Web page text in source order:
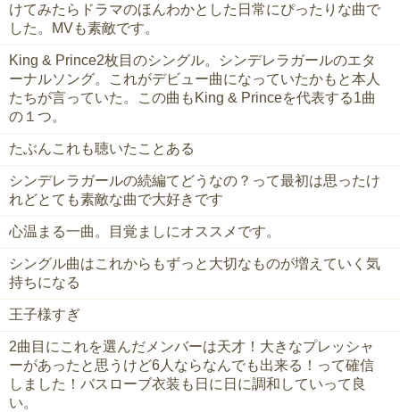
けてみたらドラマのほんわかとした日常にぴったりな曲で
した。MVも素敵です。
King & Prince2枚目のシングル。シンデレラガールのエタ
ーナルソング。これがデビュー曲になっていたかもと本人
たちが言っていた。この曲もKing & Princeを代表する1曲
の１つ。
たぶんこれも聴いたことある
シンデレラガールの続編てどうなの？って最初は思ったけ
れどとても素敵な曲で大好きです
心温まる一曲。目覚ましにオススメです。
シングル曲はこれからもずっと大切なものが増えていく気
持ちになる
王子様すぎ
2曲目にこれを選んだメンバーは天才！大きなプレッシャ
ーがあったと思うけど6人ならなんでも出来る！って確信
しました！バスローブ衣装も日に日に調和していって良
い。